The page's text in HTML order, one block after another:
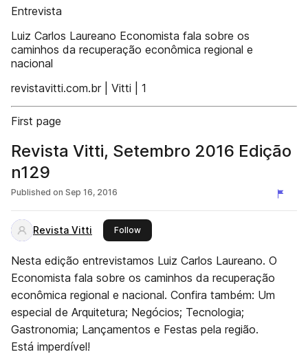
Entrevista
Luiz Carlos Laureano Economista fala sobre os
caminhos da recuperação econômica regional e
nacional
revistavitti.com.br | Vitti | 1
First page
Revista Vitti, Setembro 2016 Edição
n129
Published on Sep 16, 2016
Revista Vitti Followthis publisher
Nesta edição entrevistamos Luiz Carlos Laureano. O
Economista fala sobre os caminhos da recuperação
econômica regional e nacional. Confira também: Um
especial de Arquitetura; Negócios; Tecnologia;
Gastronomia; Lançamentos e Festas pela região.
Está imperdível!